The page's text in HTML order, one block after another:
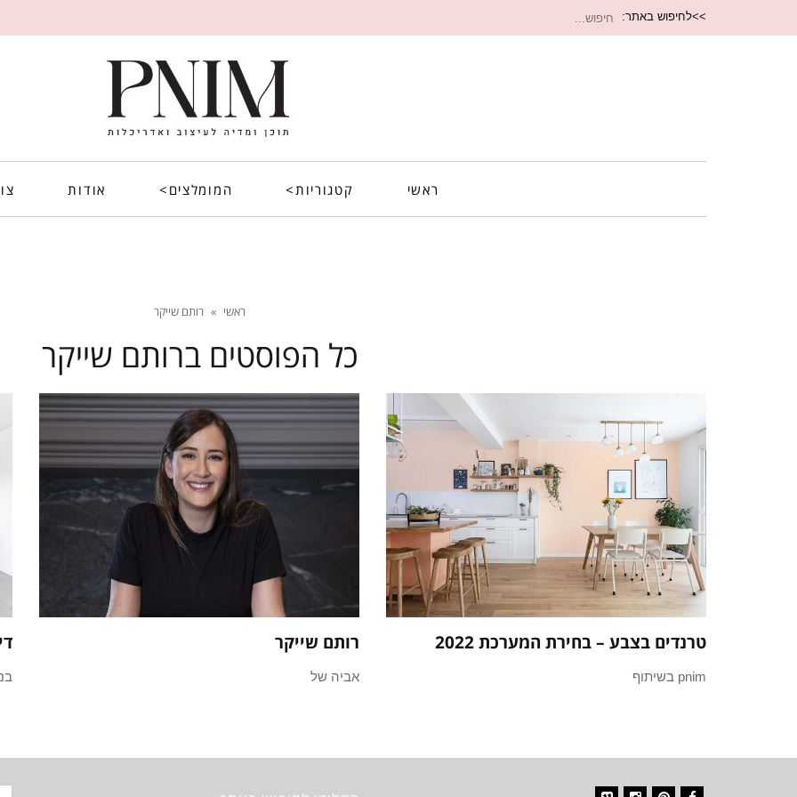
>>לחיפוש באתר: חיפוש
ראשי קטגוריות> המומלצים> אודות
ראשי » רותם שייקר
כל הפוסטים ברותם שייקר
טרנדים בצבע – בחירת המערכת 2022
pnim בשיתוף
רותם שייקר
אביה של